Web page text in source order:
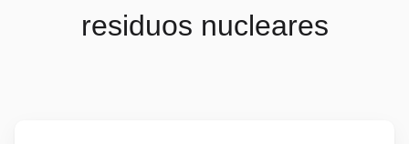
residuos nucleares